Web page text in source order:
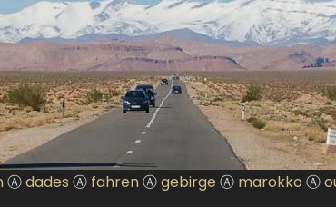
Ⓐdades Ⓐ fahrenⒶgebirge Ⓐ marokko Ⓐ